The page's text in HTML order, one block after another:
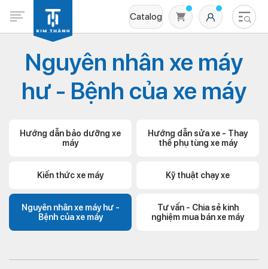
Catalog
Nguyên nhân xe máy
hư - Bệnh của xe máy
Hướng dẫn bảo dưỡng xe
máy
Hướng dẫn sửa xe - Thay
thế phụ tùng xe máy
Kiến thức xe máy Kỹ thuật chạy xe
Nguyên nhân xe máy hư -
Bệnh của xe máy
Tư vấn - Chia sẻ kinh
nghiệm mua bán xe máy